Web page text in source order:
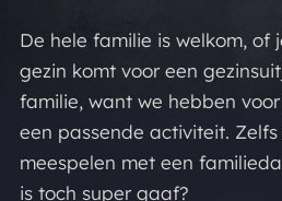
De hele familie is welkom, of
gezin komt voor een
familie, want we hebben
een passende activiteit.
meespelen met een
is toch super gaaf?